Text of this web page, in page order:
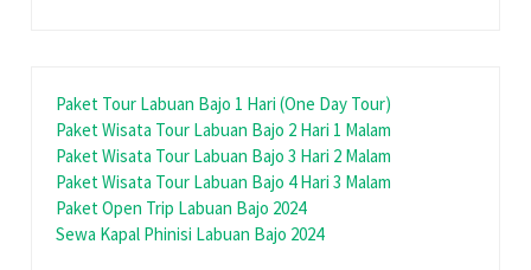
Paket Tour Labuan Bajo 1 Hari (One Day Tour)
Paket Wisata Tour Labuan Bajo 2 Hari 1 Malam
Paket Wisata Tour Labuan Bajo 3 Hari 2 Malam
Paket Wisata Tour Labuan Bajo 4 Hari 3 Malam
Paket Open Trip Labuan Bajo 2024
Sewa Kapal Phinisi Labuan Bajo 2024